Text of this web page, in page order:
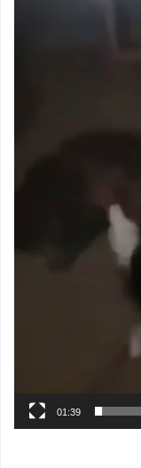
01:39